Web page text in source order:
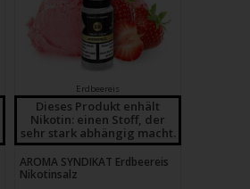
Erdbeereis
Dieses Produkt enhält
Nikotin: einen Stoff, der
sehr stark abhängig macht.
AROMA SYNDIKAT Erdbeereis
Nikotinsalz